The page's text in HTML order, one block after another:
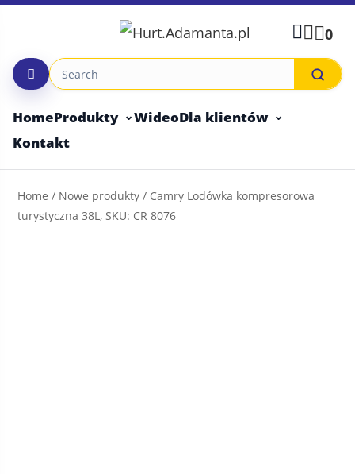
Skip
0
HomeProdukty WideoDla klientów
Kontakt
Home / Nowe produkty / Camry Lodówka kompresorowa
turystyczna 38L, SKU: CR 8076